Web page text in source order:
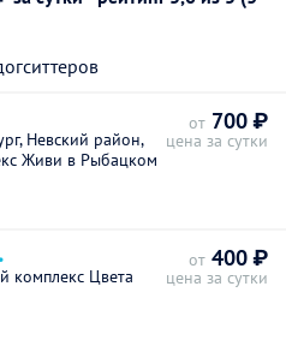
Невский район,
Живи в Рыбацком
от 700 ₽
цена за сутки
комплекс Цвета
от 400 ₽
цена за сутки